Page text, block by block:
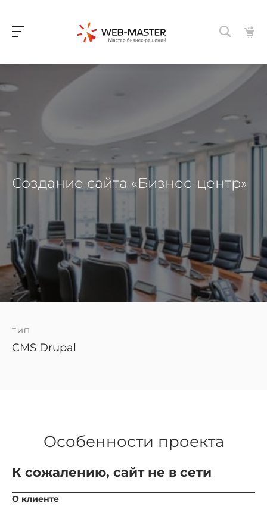
Создание сайта «Бизнес-центр»
ТИП
CMS Drupal
Особенности проекта
К сожалению, сайт не в сети
О клиенте